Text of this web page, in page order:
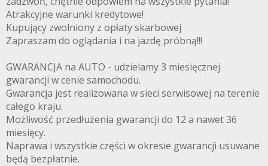
Atrakcyjne warunki kredytowe!
Kupujący zwolniony z opłaty skarbowej
Zapraszam do oglądania i na jazdę próbną!!!
GWARANCJA na AUTO - udzielamy 3 miesięcznej
gwarancji w cenie samochodu.
Gwarancja jest realizowana w sieci serwisowej na terenie
całego kraju.
Możliwość przedłużenia gwarancji do 12 a nawet 36
miesięcy.
Naprawa i wszystkie części w okresie gwarancji usuwane
będą bezpłatnie.